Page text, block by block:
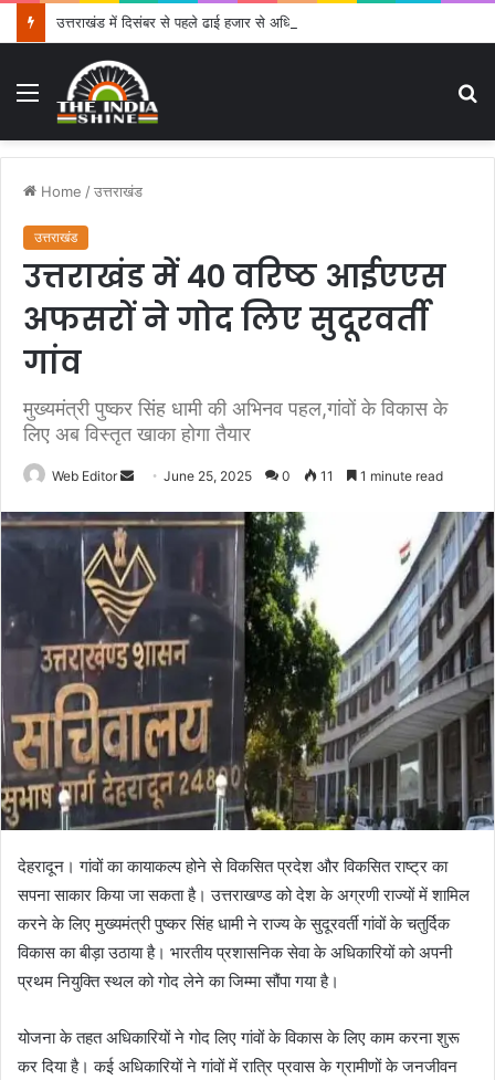
उत्तराखंड में दिसंबर से पहले ढाई हजार से अधिक पदों के लिए भरे जाएंगे फार्म
Menu
Home /उत्तराखंड
उत्तराखंड
उत्तराखंड में 40 वरिष्ठ आईएएस
अफसरों ने गोद लिए सुदूरवर्ती
गांव
मुख्यमंत्री पुष्कर सिंह धामी की अभिनव पहल,गांवों के विकास के
लिए अब विस्तृत खाका होगा तैयार
Web Editor
n
d
n
m
a
i
June 25, 2025 0 11 1 minute read
देहरादून। गांवों का कायाकल्प होने से विकसित प्रदेश और विकसित राष्ट्र का
सपना साकार किया जा सकता है। उत्तराखण्ड को देश के अग्रणी राज्यों में शामिल
करने के लिए मुख्यमंत्री पुष्कर सिंह धामी ने राज्य के सुदूरवर्ती गांवों के चतुर्दिक
विकास का बीड़ा उठाया है। भारतीय प्रशासनिक सेवा के अधिकारियों को अपनी
प्रथम नियुक्ति स्थल को गोद लेने का जिम्मा सौंपा गया है।
योजना के तहत अधिकारियों ने गोद लिए गांवों के विकास के लिए काम करना शुरू
कर दिया है। कई अधिकारियों ने गांवों में रात्रि प्रवास के ग्रामीणों के जनजीवन